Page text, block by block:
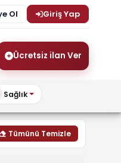
Ol Giriş Yap
Ücretsiz ilan Ver
Sağlık
Tümünü Temizle